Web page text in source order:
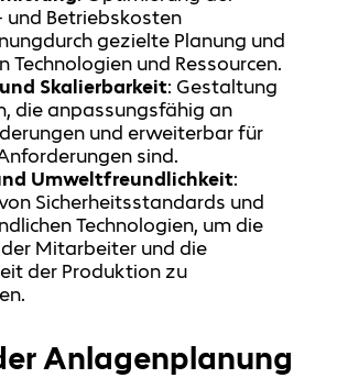
und Betriebskosten
gezielte Planung und
Technologien und Ressourcen.
Skalierbarkeit: Gestaltung
die anpassungsfähig an
und erweiterbar für
sind.
Umweltfreundlichkeit:
Sicherheitsstandards und
Technologien, um die
Mitarbeiter und die
der Produktion zu
Anlagenplanung